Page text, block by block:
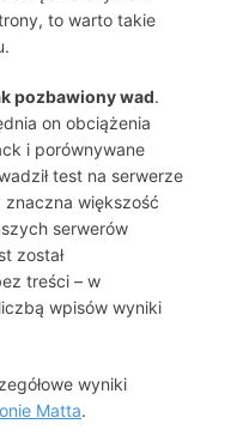
to warto takie
pozbawiony wad.
on obciążenia
i porównywane
test na serwerze
większość
serwerów
został
treści – w
wpisów wyniki
wyniki
Matta.